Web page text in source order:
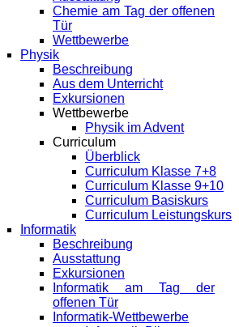
Chemie am Tag der offenen
Tür
Wettbewerbe
Physik
Beschreibung
Aus dem Unterricht
Exkursionen
Wettbewerbe
Physik im Advent
Curriculum
Überblick
Curriculum Klasse 7+8
Curriculum Klasse 9+10
Curriculum Basiskurs
Curriculum Leistungskurs
Informatik
Beschreibung
Ausstattung
Exkursionen
Informatik am Tag der
offenen Tür
Informatik-Wettbewerbe